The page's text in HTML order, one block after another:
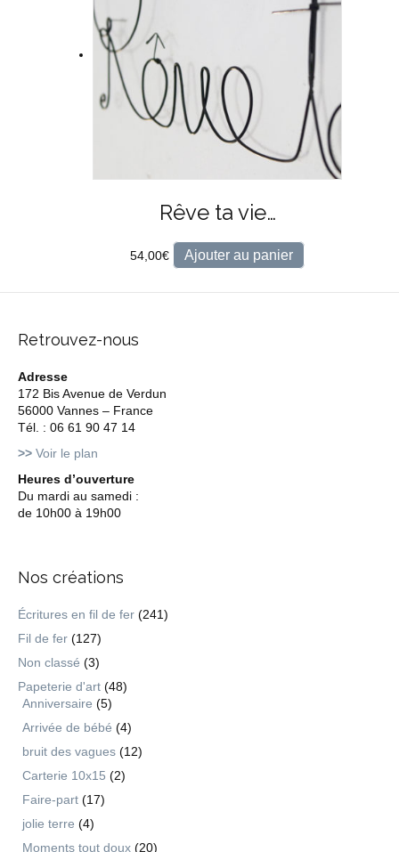
Rêve ta vie…
54,00€ Ajouter au panier
Retrouvez-nous
Adresse
172 Bis Avenue de Verdun
56000 Vannes – France
Tél. : 06 61 90 47 14
>> Voir le plan
Heures d’ouverture
Du mardi au samedi :
de 10h00 à 19h00
Nos créations
Écritures en fil de fer (241)
Fil de fer (127)
Non classé (3)
Papeterie d'art (48)
Anniversaire (5)
Arrivée de bébé (4)
bruit des vagues (12)
Carterie 10x15 (2)
Faire-part (17)
jolie terre (4)
Moments tout doux (20)